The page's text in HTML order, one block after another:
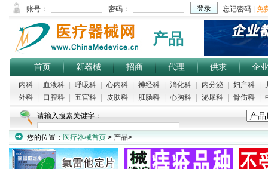
产品
首页 新器械 招商 代理 供求 企业
内科 血液科 呼吸科 心内科 神经科 消化科 内分泌 妇产科
外科
口腔科 五官科 皮肤科 肛肠科 心胸科 泌尿科 骨伤科
请输入搜素关键字：
您的位置： 医疗器械首页 > 产品>